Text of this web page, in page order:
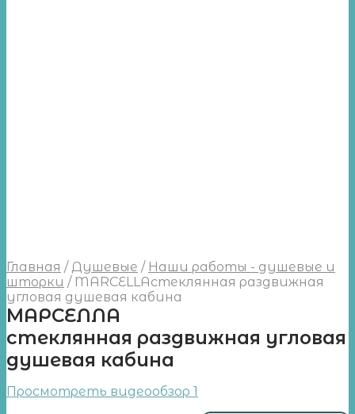
Главная / Душевые / Наши работы - душевые и
шторки /MARCELLАстеклянная раздвижная
угловая душевая кабина
МАРСЕЛЛА
стеклянная раздвижная угловая
душевая кабина
Просмотреть видеообзор 1